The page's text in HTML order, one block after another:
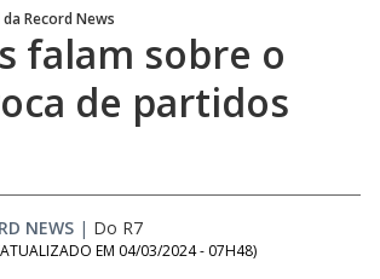
da Record News
falam sobre o
de partidos
NEWS | Do R7
EM 04/03/2024 - 07H48)